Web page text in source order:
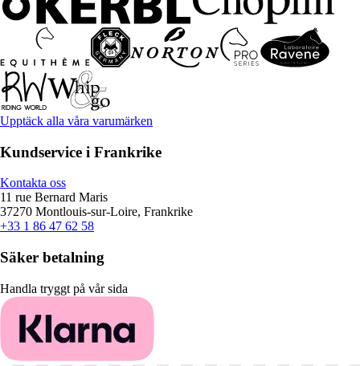
Upptäck alla våra varumärken
Kundservice i Frankrike
Kontakta oss
11 rue Bernard Maris
37270 Montlouis-sur-Loire, Frankrike
+33 1 86 47 62 58
Säker betalning
Handla tryggt på vår sida